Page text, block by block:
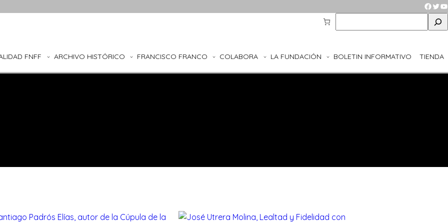
e
r
FNFF ARCHIVO HISTÓRICO FRANCISCO FRANCO COLABORA LA FUNDACIÓN BOLETIN INFORMATIVO TIENDA